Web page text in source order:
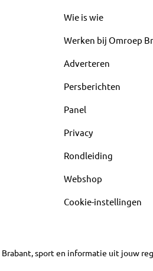
Wie is wie
Werken bij Omroep
Adverteren
Persberichten
Panel
Privacy
Rondleiding
Webshop
Cookie-instellingen
sport en informatie uit jouw